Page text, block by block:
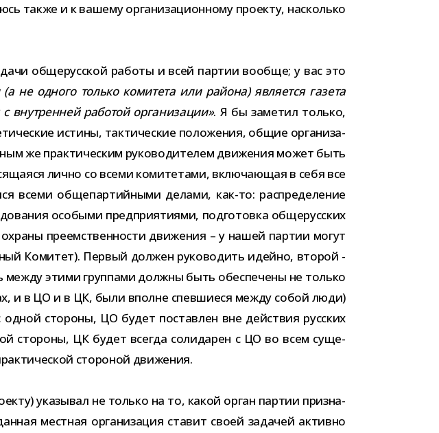
также и к вашему орга­ни­за­ци­он­ному про­екту, насколько
обще­рус­ской работы и всей пар­тии вообще; у вас это
не одного только коми­тета или рай­она) явля­ется газета
внут­рен­ней рабо­той орга­ни­за­ции». Я бы заме­тил только,
истины, так­ти­че­ские поло­же­ния, общие орга­ни­за­
же прак­ти­че­ским руко­во­ди­те­лем дви­же­ния может быть
лично со всеми коми­те­тами, вклю­ча­ю­щая в себя все
всеми обще­пар­тий­ными делами, как-​то: рас­пре­де­ле­ние
осо­быми пред­при­я­ти­ями, под­го­товка обще­рус­ских
пре­ем­ствен­но­сти дви­же­ния – у нашей пар­тии могут
Комитет). Первый дол­жен руко­во­дить идейно, вто­рой -
между этими груп­пами должны быть обес­пе­чены не только
и в ЦО и в ЦК, были вполне спев­ши­еся между собой люди)
сто­роны, ЦО будет постав­лен вне дей­ствия рус­ских
сто­роны, ЦК будет все­гда соли­да­рен с ЦО во всем суще­
сто­ро­ной движения.
ука­зы­вал не только на то, какой орган пар­тии при­зна­
мест­ная орга­ни­за­ция ста­вит своей зада­чей активно